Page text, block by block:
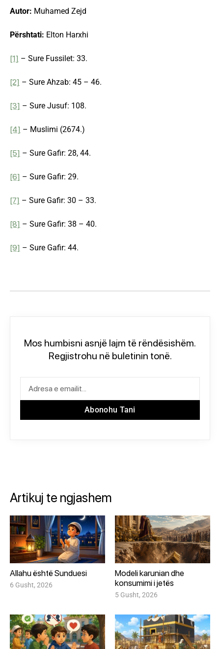
Autor: Muhamed Zejd
Përshtati: Elton Harxhi
[1] – Sure Fussilet: 33.
[2] – Sure Ahzab: 45 – 46.
[3] – Sure Jusuf: 108.
[4] – Muslimi (2674.)
[5] – Sure Gafir: 28, 44.
[6] – Sure Gafir: 29.
[7] – Sure Gafir: 30 – 33.
[8] – Sure Gafir: 38 – 40.
[9] – Sure Gafir: 44.
Mos humbisni asnjë lajm të rëndësishëm.
Regjistrohu në buletinin tonë.
Abonohu Tani
Artikuj te ngjashem
Allahu është Sunduesi
6 Gusht, 2026
Modeli karunian dhe
konsumimi i jetës
5 Gusht, 2026